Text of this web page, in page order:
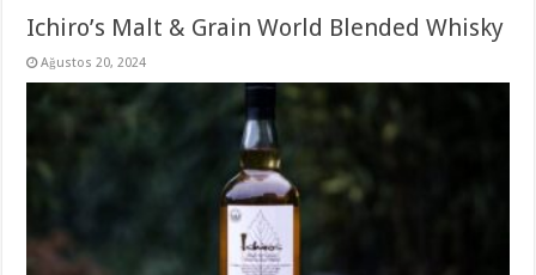
Ichiro’s Malt & Grain World Blended Whisky
Ağustos 20, 2024